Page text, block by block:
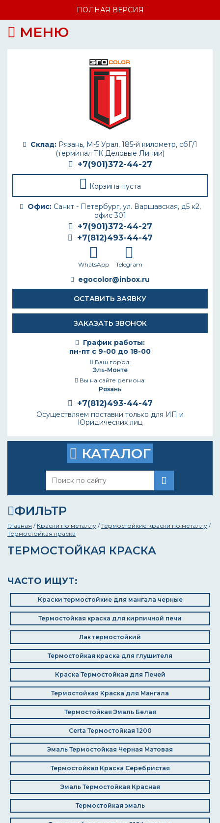
ПОЛНАЯ ВЕРСИЯ
МЕНЮ
Склад: Рязань, М-5 Урал, 185-й километр, сбГ/1
(терминал ТК Деловые Линии)
+7(901)372-44-27
Корзина пуста
Офис:Санкт - Петербург, ул. Варшавская, д5 к2,
офис 301
+7(901)372-44-27
+7(812)493-44-47
WhatsApp Telegram
egocolor@inbox.ru
ОСТАВИТЬ ЗАЯВКУ
ЗАКАЗАТЬ ЗВОНОК
График работы:
пн-пт с 9-00 до 18-00
Ваш город:
Эль-Монте
Вы на сайте региона:
Рязань
+7(812)493-44-47
Осуществляем поставки только для ИП и
Юридических лиц
КАТАЛОГ
ФИЛЬТР
Главная / Краски по металлу /Термостойкие краски по металлу /
Термостойкая краска
ТЕРМОСТОЙКАЯ КРАСКА
ЧАСТО ИЩУТ:
Краски термостойкие для мангала черные
Термостойкая краска для кирпичной печи
Лак термостойкий
Термостойкая краска для глушителя
Краска Термостойкая для Печей
Термостойкая Краска для Мангала
Термостойкая Эмаль Белая
Certa Термостойкая 1200
Эмаль Термостойкая Черная Матовая
Термостойкая Краска Серебристая
Эмаль Термостойкая Красная
Термостойкая эмаль